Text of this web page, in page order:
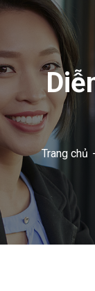
Trang chủ